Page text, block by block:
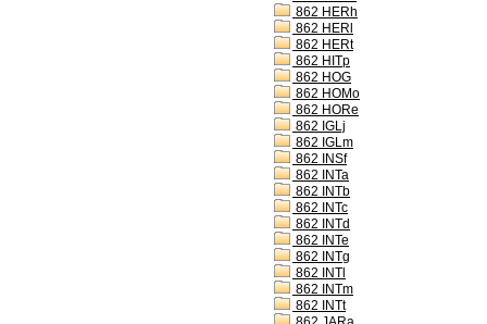
862 HERh
862 HERl
862 HERt
862 HITp
862 HOG
862 HOMo
862 HORe
862 IGLj
862 IGLm
862 INSf
862 INTa
862 INTb
862 INTc
862 INTd
862 INTe
862 INTg
862 INTl
862 INTm
862 INTt